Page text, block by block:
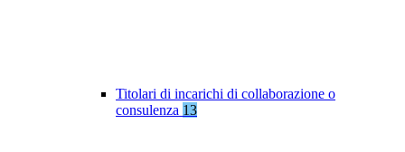
Titolari di incarichi di collaborazione o
consulenza 13